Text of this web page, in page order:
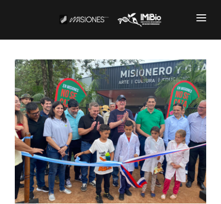
CARTOGRAFÍA
DOCUMENTOS INSTITUCIONALES
EL IMIBIO
NOTICIAS
Productos y Servicios
RESGUARDO DE COLECCIONES